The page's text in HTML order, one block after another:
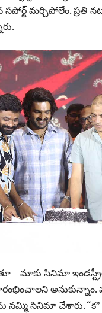
మర్చిపోలేం. ప్రతి
– మాకు సినిమా
సినిమా చేశారు. “క”